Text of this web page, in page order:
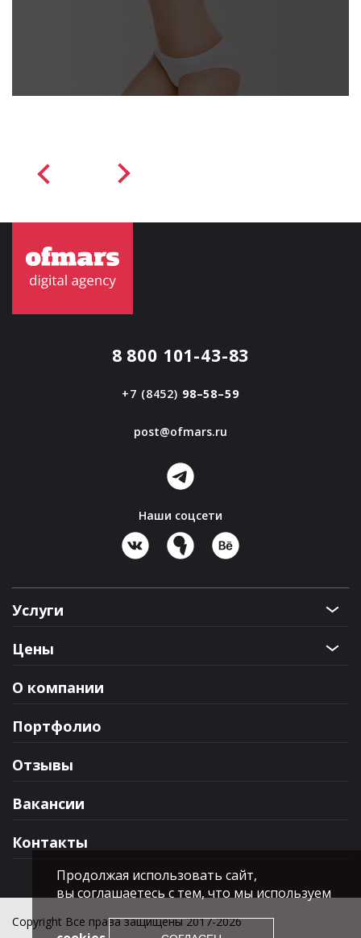
О компании
Портфолио
Отзывы
Вакансии
Контакты
Услуги
Цены
8 800 101-43-83
+7 (8452) 98–58–59
post@ofmars.ru
Наши соцсети
Copyright Все права защищены 2017-2026
Продолжая использовать сайт,
вы соглашаетесь с тем, что мы используем